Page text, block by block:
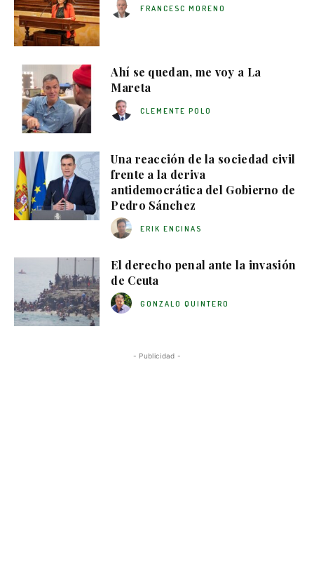
FRANCESC MORENO
Ahí se quedan, me voy a La
Mareta
CLEMENTE POLO
Una reacción de la sociedad civil
frente a la deriva
antidemocrática del Gobierno de
Pedro Sánchez
ERIK ENCINAS
El derecho penal ante la invasión
de Ceuta
GONZALO QUINTERO
- Publicidad -